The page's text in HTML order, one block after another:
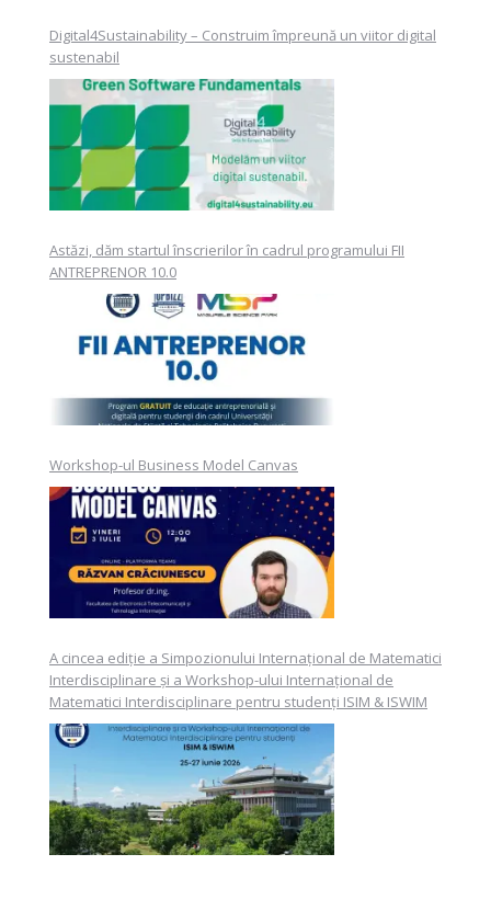
Digital4Sustainability – Construim împreună un viitor digital
sustenabil
Astăzi, dăm startul înscrierilor în cadrul programului FII
ANTREPRENOR 10.0
Workshop-ul Business Model Canvas
A cincea ediție a Simpozionului Internațional de Matematici
Interdisciplinare și a Workshop-ului Internațional de
Matematici Interdisciplinare pentru studenți ISIM & ISWIM